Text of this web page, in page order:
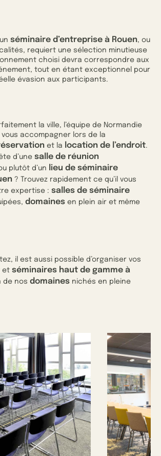
séminaire d’entreprise à Rouen, ou
requiert une sélection minutieuse
choisi devra correspondre aux
tout en étant exceptionnel pour
évasion aux participants.
la ville, l’équipe de Normandie
accompagner lors de la
et la location de l’endroit.
d’une salle de réunion
plutôt d’un
lieu de séminaire
? Trouvez rapidement ce qu’il vous
expertise : salles de séminaire
domaines en plein air et même
il est aussi possible d’organiser vos
et séminaires haut de gamme à
de nos domaines nichés en pleine